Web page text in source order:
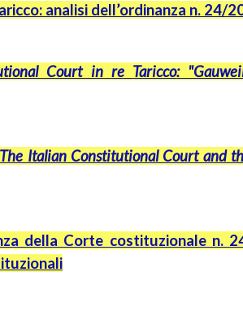
: analisi dell’ordinanza n. 24/
Court in re Taricco:
Italian Constitutional Court and
della Corte costituzionale n.